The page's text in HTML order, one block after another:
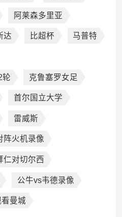
阿莱森多里亚
达 比超杯 马普特
轮 克鲁塞罗女足
首尔国立大学
雷威斯
阵火机录像
仁对切尔西
公牛vs韦德录像
曼城